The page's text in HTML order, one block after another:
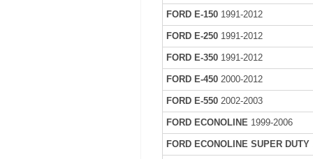
FORD E-150 1991-2012
FORD E-250 1991-2012
FORD E-350 1991-2012
FORD E-450 2000-2012
FORD E-5502002-2003
FORD ECONOLINE 1999-2006
FORD ECONOLINE SUPER DUTY